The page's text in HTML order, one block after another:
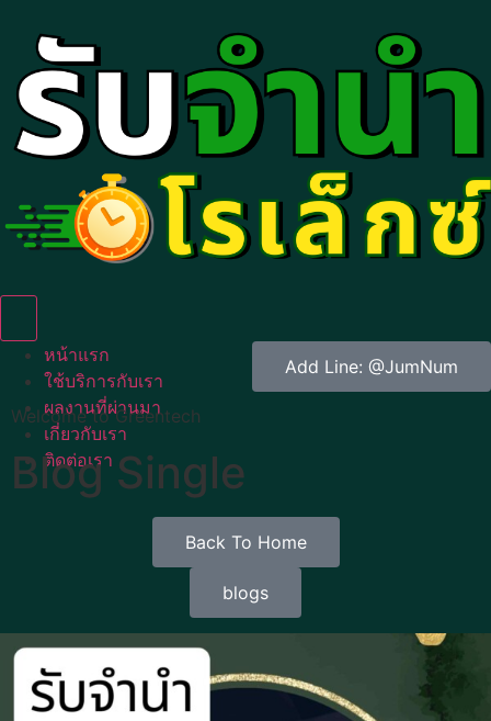
หน้าแรก
ใช้บริการกับเรา
ผลงานที่ผ่านมา
เกี่ยวกับเรา
ติดต่อเรา
Add Line: @JumNum
Welcome to Greentech
Blog Single
Back To Home
blogs